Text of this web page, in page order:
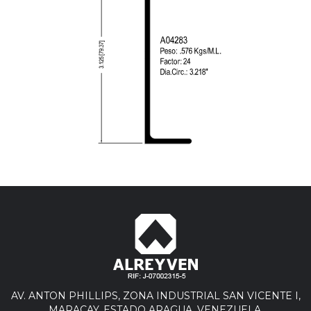
AV. ANTON PHILLIPS, ZONA INDUSTRIAL SAN VICENTE I,